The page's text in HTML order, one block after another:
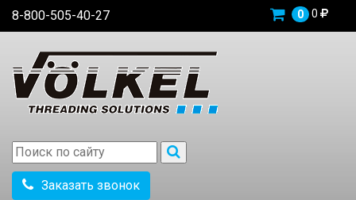
8-800-505-40-27 0 0
Заказать звонок